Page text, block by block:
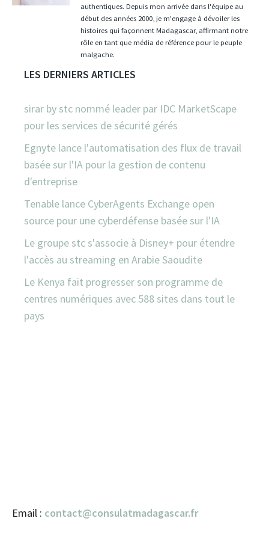
authentiques. Depuis mon arrivée dans l'équipe au
début des années 2000, je m'engage à dévoiler les
histoires qui façonnent Madagascar, affirmant notre
rôle en tant que média de référence pour le peuple
malgache.
LES DERNIERS ARTICLES
sirar by stc nommé leader par IDC MarketScape
pour les services de sécurité gérés
Egnyte lance l'automatisation des flux de travail
basée sur l'IA pour la gestion de contenu
d'entreprise
Tenable lance CyberAgents Exchange open
source pour une cyberdéfense basée sur l'IA
Le groupe stc s'associe à Disney+ pour étendre
l'accès au streaming en Arabie Saoudite
Le Kenya fait progresser son programme de
centres numériques avec 588 sites dans tout le
pays
Email : contact@consulatmadagascar.fr